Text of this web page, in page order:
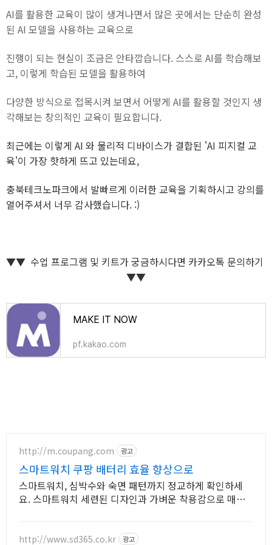
AI를 활용한 교육이 많이 생겨나면서 많은 곳에서는 단순히 완성
된 AI 모델을 사용하는 교육으로
진행이 되는 현실이 조금은 안타깝습니다. 스스로 AI를 학습해보
고, 이렇게 학습된 모델을 활용하여
다양한 방식으로 접목시켜 보면서 어떻게 AI를 활용할 것인지 생
각해보는 창의적인 교육이 필요합니다.
최근에는 이렇게 AI 와 물리적 디바이스가 결합된 'AI 피지컬 교
육'이 가장 핫하게 뜨고 있는데요,
충북테크노파크에서 발빠르게 이러한 교육을 기획하시고 강의를
열어주셔서 너무 감사했습니다. :)
▼▼ 수업 프로그램 및 키트가 궁금하시다면 카카오톡 문의하기
▼▼
MAKE IT NOW
pf.kakao.com
http://m.coupang.com 광고
스마트워치 쿠팡 배터리 효율 향상으로
스마트워치, 심박수와 숙면 패턴까지 정교하게 확인하세
요. 스마트워치 세련된 디자인과 가벼운 착용감으로 매일
http://www.sd365.co.kr 광고